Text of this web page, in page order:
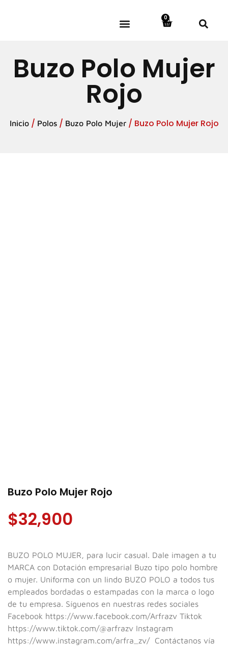
0
Buzo Polo Mujer
Rojo
Inicio/ Polos/ Buzo Polo Mujer/ Buzo Polo Mujer Rojo
Buzo Polo Mujer Rojo
$32,900
BUZO POLO MUJER, para lucir casual. Dale imagen a tu
MARCA con Dotación empresarial Buzo tipo polo hombre
o mujer. Uniforma con un lindo BUZO POLO a todos tus
empleados bordadas o estampadas con la marca o logo
de tu empresa. Síguenos en nuestras redes sociales
Facebook https://www.facebook.com/Arfrazv Tiktok
https://www.tiktok.com/@arfrazv Instagram
https://www.instagram.com/arfra_zv/Contáctanos vía